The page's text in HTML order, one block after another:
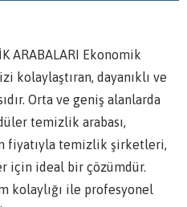
ARABALARI Ekonomik
kolaylaştıran, dayanıklı ve
Orta ve geniş alanlarda
temizlik arabası,
fiyatıyla temizlik şirketleri,
için ideal bir çözümdür.
kolaylığı ile profesyonel